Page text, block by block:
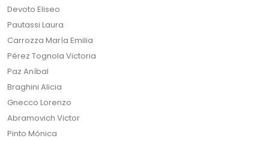
Devoto Eliseo
Pautassi Laura
Carrozza María Emilia
Pérez Tognola Victoria
Paz Aníbal
Braghini Alicia
Gnecco Lorenzo
Abramovich Victor
Pinto Mónica